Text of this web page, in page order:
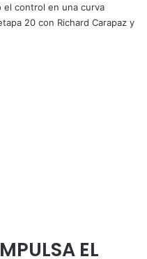
el control en una curva
20 con Richard Carapaz y
EL